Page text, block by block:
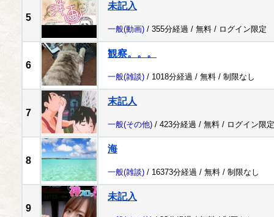
5
未記入
一般(動画) / 355分経過 / 無料 / ログイン限定
6
観察。。。
一般(雑談) / 1018分経過 / 無料 / 制限なし
7
末記人
一般(その他) / 423分経過 / 無料 / ログイン限定
8
海
一般(雑談) / 16373分経過 / 無料 / 制限なし
9
未記入